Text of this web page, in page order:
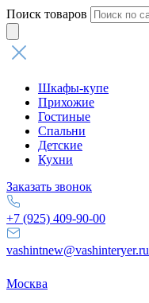
Поиск товаров
Шкафы-купе
Прихожие
Гостиные
Спальни
Детские
Кухни
Заказать звонок
+7 (925) 409-90-00
vashintnew@vashinteryer.ru
Москва